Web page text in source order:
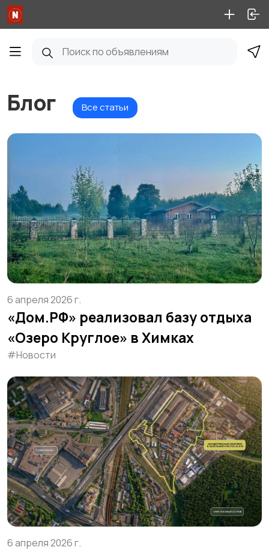
Блог Все статьи
6 апреля 2026 г.
«Дом.РФ» реализовал базу отдыха
«Озеро Круглое» в Химках
#Новости
6 апреля 2026 г.